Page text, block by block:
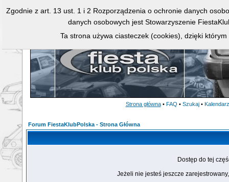
Strona główna • FAQ • Szukaj • Kalendarz
Forum FiestaKlubPolska - Strona Główna
Dostęp do tej
Jeżeli nie jesteś jeszcze
Zgodnie z art. 13 ust. 1 i 2 Rozporządzenia o ochronie danych
danych osobowych jest Stowarzyszenie
Ta strona używa ciasteczek (cookies), dzięki